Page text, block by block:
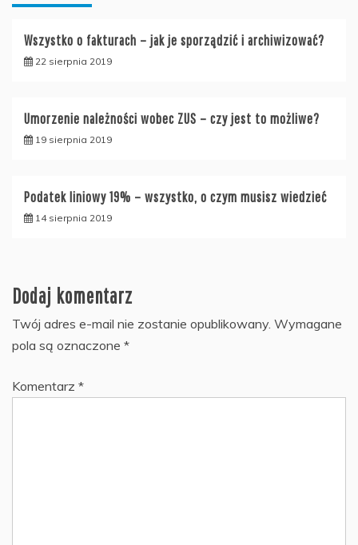
Wszystko o fakturach – jak je sporządzić i archiwizować?
22 sierpnia 2019
Umorzenie należności wobec ZUS – czy jest to możliwe?
19 sierpnia 2019
Podatek liniowy 19% – wszystko, o czym musisz wiedzieć
14 sierpnia 2019
Dodaj komentarz
Twój adres e-mail nie zostanie opublikowany. Wymagane
pola są oznaczone *
Komentarz *